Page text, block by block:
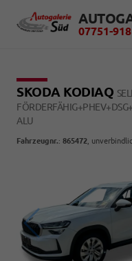
07751-
SKODA KODIAQ
ALU
Fahrzeugnr.: 865472 ,